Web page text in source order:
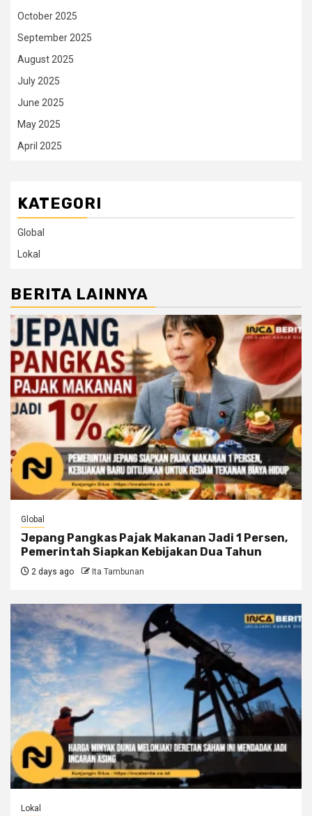
October 2025
September 2025
August 2025
July 2025
June 2025
May 2025
April 2025
KATEGORI
Global
Lokal
BERITA LAINNYA
Global
Jepang Pangkas Pajak Makanan Jadi 1 Persen,
Pemerintah Siapkan Kebijakan Dua Tahun
2 days ago Ita Tambunan
Lokal